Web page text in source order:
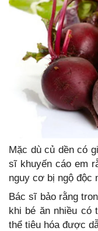
Mặc dù củ dền có
sĩ khuyến cáo em
nguy cơ bị ngộ độc
Bác sĩ bảo rằng
khi bé ăn nhiều có
thể tiêu hóa được